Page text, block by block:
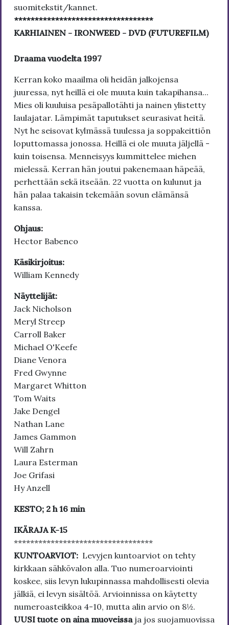
suomitekstit/kannet.
**********************************
KARHIAINEN - IRONWEED - DVD (FUTUREFILM)
Draama vuodelta 1997
Kerran koko maailma oli heidän jalkojensa
juuressa, nyt heillä ei ole muuta kuin takapihansa...
Mies oli kuuluisa pesäpallotähti ja nainen ylistetty
laulajatar. Lämpimät taputukset seurasivat heitä.
Nyt he seisovat kylmässä tuulessa ja soppakeittiön
loputtomassa jonossa. Heillä ei ole muuta jäljellä -
kuin toisensa. Menneisyys kummittelee miehen
mielessä. Kerran hän joutui pakenemaan häpeää,
perhettään sekä itseään. 22 vuotta on kulunut ja
hän palaa takaisin tekemään sovun elämänsä
kanssa.
Ohjaus:
Hector Babenco
Käsikirjoitus:
William Kennedy
Näyttelijät:
Jack Nicholson
Meryl Streep
Carroll Baker
Michael O'Keefe
Diane Venora
Fred Gwynne
Margaret Whitton
Tom Waits
Jake Dengel
Nathan Lane
James Gammon
Will Zahrn
Laura Esterman
Joe Grifasi
Hy Anzell
KESTO; 2 h 16 min
IKÄRAJA K-15
**********************************
KUNTOARVIOT: Levyjen kuntoarviot on tehty
kirkkaan sähkövalon alla. Tuo numeroarviointi
koskee, siis levyn lukupinnassa mahdollisesti olevia
jälkiä, ei levyn sisältöä. Arvioinnissa on käytetty
numeroasteikkoa 4-10, mutta alin arvio on 8½.
UUSI tuote on aina muoveissa ja jos suojamuovissa